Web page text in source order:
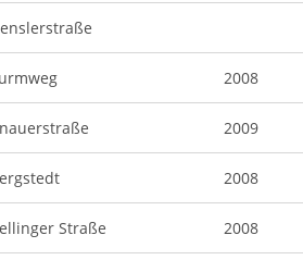
2008
2009
2008
Straße 2008